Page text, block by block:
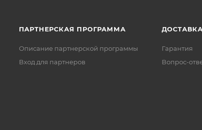
ПАРТНЕРСКАЯ ПРОГРАММА
Описание партнерской программы
Вход для партнеров
Гарантия
Вопрос-